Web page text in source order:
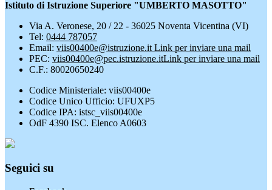
Istituto di Istruzione Superiore "UMBERTO MASOTTO"
Via A. Veronese, 20 / 22 - 36025 Noventa Vicentina (VI)
Tel: 0444 787057
Email: viis00400e@istruzione.it Link per inviare una mail
PEC: viis00400e@pec.istruzione.itLink per inviare una mail
C.F.: 80020650240
Codice Ministeriale: viis00400e
Codice Unico Ufficio: UFUXP5
Codice IPA: istsc_viis00400e
OdF 4390 ISC. Elenco A0603
Seguici su